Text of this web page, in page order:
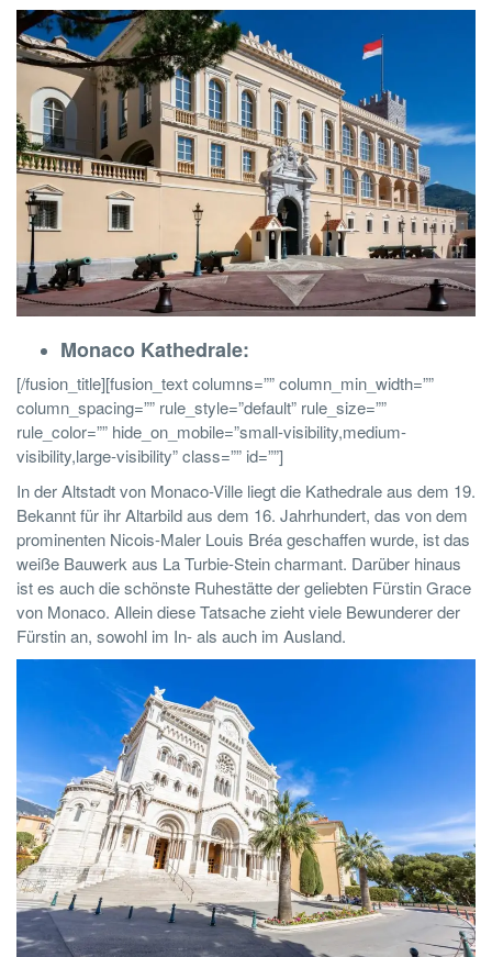
Monaco Kathedrale:
[/fusion_title][fusion_text columns=”” column_min_width=””
column_spacing=”” rule_style=”default” rule_size=””
rule_color=”” hide_on_mobile=”small-visibility,medium-
visibility,large-visibility” class=”” id=””]
In der Altstadt von Monaco-Ville liegt die Kathedrale aus dem 19.
Bekannt für ihrAltarbild aus dem 16. Jahrhundert, das von dem
prominenten Nicois-Maler Louis Bréa geschaffen wurde, ist das
weiße Bauwerk aus La Turbie-Stein charmant. Darüber hinaus
ist es auch die schönste Ruhestätte der geliebten Fürstin Grace
von Monaco. Allein diese Tatsache zieht viele Bewunderer der
Fürstin an, sowohl im In- als auch im Ausland.